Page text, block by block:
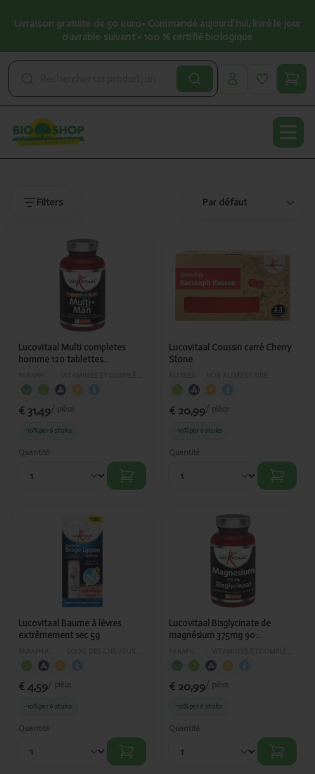
Livraison gratuite de 50 euro• Commandé aujourd’hui, livré le jour
ouvrable suivant • 100 % certifié biologique
Produits
Filters
Lucovitaal
Multi
completes
homme 120
tablettes
NUT_PL_AS
472/434
Lucovitaal Multi completes
homme 120 tablettes
€ 31,49/ pièce
-10%per 6 stuks
Quantité
Lucovitaal
Coussin
carré Cherry
Stone
Lucovitaal Coussin carré Cherry
Stone
€ 20,99/ pièce
-10%per 6 stuks
Quantité
Lucovitaal
Baume à lèvres
extrêmement
Lucovitaal Baume à lèvres
extrêmement sec 5g
€ 4,59/ pièce
-10%per 6 stuks
Quantité
Lucovitaal
Bisglycinate
magnésium
375mg 90
comprimés
NUT 472/379
Lucovitaal Bisglycinate de
magnésium 375mg 90
€ 20,99/ pièce
-10%per 6 stuks
Quantité